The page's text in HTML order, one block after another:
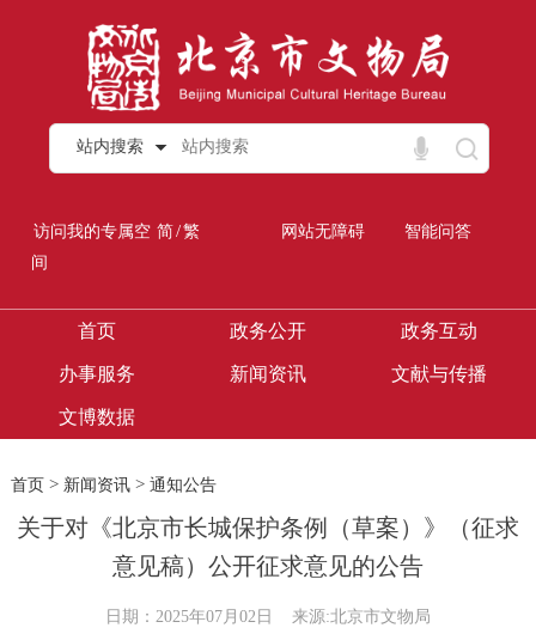
站内搜索
访问我的专属空
间
简/繁 网站无障碍 智能问答
首页 政务公开 政务互动
办事服务 新闻资讯 文献与传播
文博数据
首页> 新闻资讯> 通知公告
关于对《北京市长城保护条例（草案）》（征求
意见稿）公开征求意见的公告
日期：2025年07月02日 来源:北京市文物局